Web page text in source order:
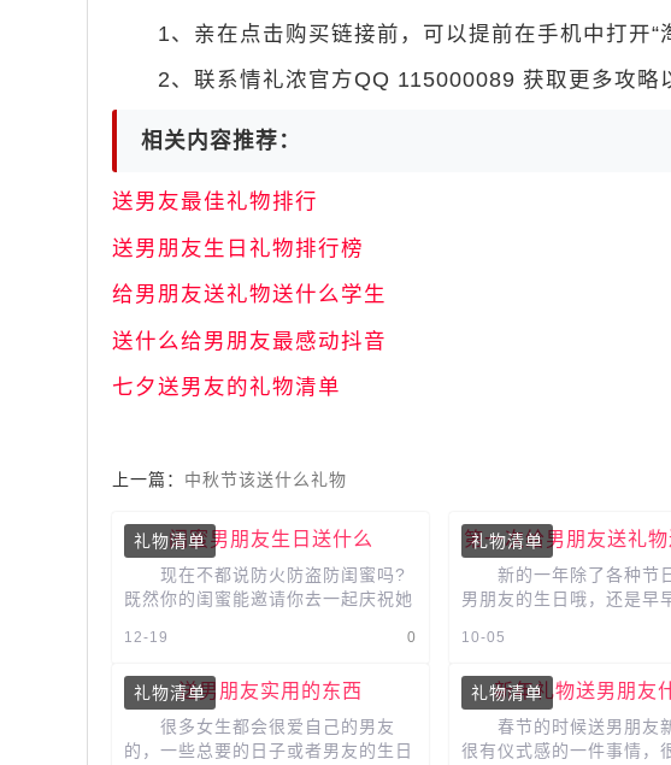
1、亲在点击购买链接前，可以提前在手机中打开“
2、联系情礼浓官方QQ 115000089 获取更多攻略
相关内容推荐：
送男友最佳礼物排行
送男朋友生日礼物排行榜
给男朋友送礼物送什么学生
送什么给男朋友最感动抖音
七夕送男友的礼物清单
上一篇： 中秋节该送什么礼物
礼物清单闺蜜男朋友生日送什么
现在不都说防火防盗防闺蜜吗?
既然你的闺蜜能邀请你去一起庆祝她
么礼物了，但是如果拿不定注意...
0
12-19
礼物清单
第一次给男朋友送礼
新的一年除了各种节
男朋友的生日哦，还是早
要呵护哒，我们选择了最
10-05
礼物清单送男朋友实用的东西
很多女生都会很爱自己的男友
的，一些总要的日子或者男友的生日
礼物清单
新年礼物送男朋友
春节的时候送男朋友
很有仪式感的一件事情，